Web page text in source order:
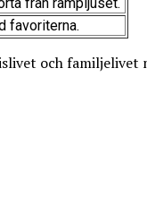
favoriterna.
och